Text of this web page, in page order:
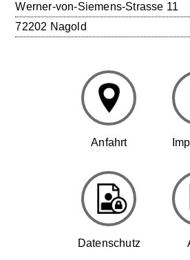
Werner-von-Siemens-Strasse 11
72202 Nagold
Anfahrt
Datenschutz